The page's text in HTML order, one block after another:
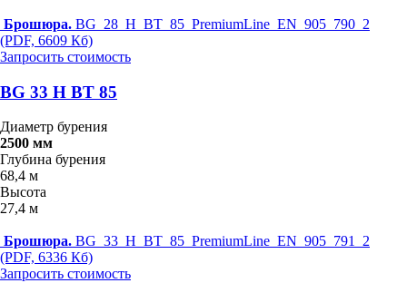
Брошюра. BG_28_H_BT_85_PremiumLine_EN_905_790_2
(PDF, 6609 Кб)
Запросить стоимость
BG 33 H BT 85
Диаметр бурения
2500 мм
Глубина бурения
68,4 м
Высота
27,4 м
Брошюра. BG_33_H_BT_85_PremiumLine_EN_905_791_2
(PDF, 6336 Кб)
Запросить стоимость